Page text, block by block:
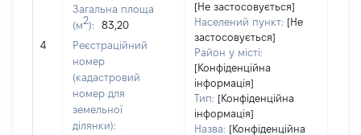
4
Загальна площа
(м2):
83,20
Реєстраційний
номер
(кадастровий
номер для
земельної
ділянки):
[Не застосовується]
Населений пункт: [Не
застосовується]
Район у місті:
[Конфіденційна
інформація]
Тип: [Конфіденційна
інформація]
Назва: [Конфіденційна